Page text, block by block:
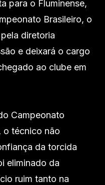
para o Fluminense,
Brasileiro, o
diretoria
e deixará o cargo
ao clube em
Campeonato
o técnico não
da torcida
eliminado da
ruim tanto na